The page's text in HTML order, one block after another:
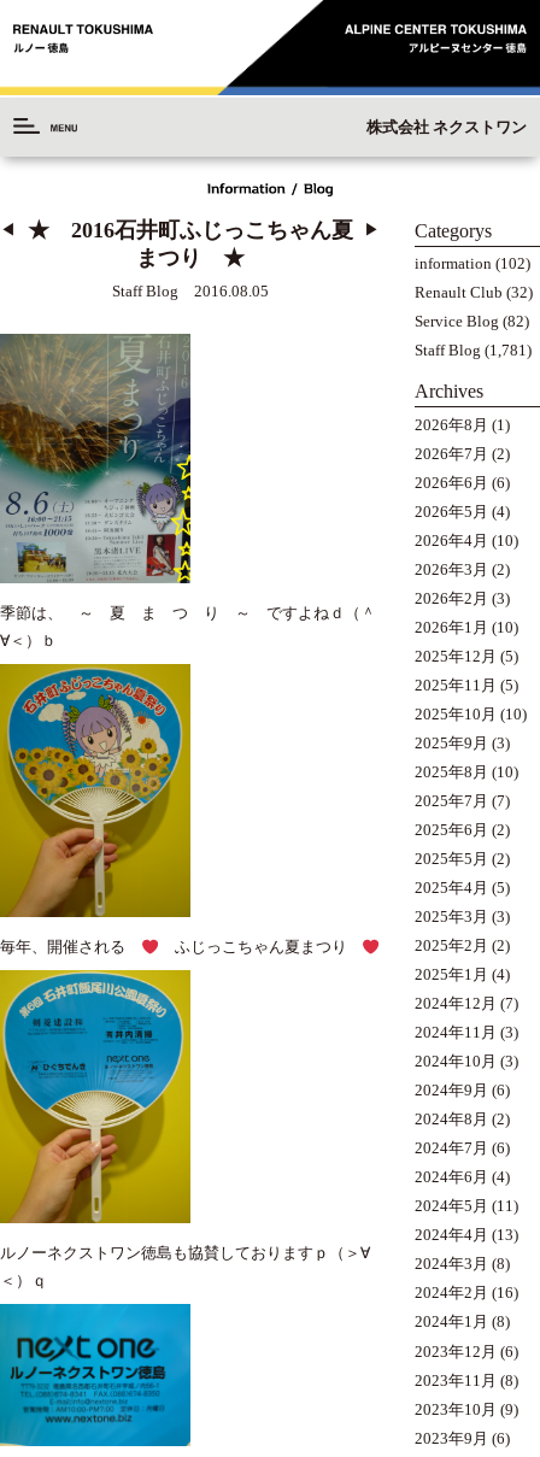
株式会社 ネクストワン
◀︎
★ 2016石井町ふじっこちゃん夏
まつり ★
Staff Blog 2016.08.05
▶︎
季節は、 ～ 夏 ま つ り ～ ですよねｄ（＾
∀＜）ｂ
毎年、開催される ふじっこちゃん夏まつり
ルノーネクストワン徳島も協賛しておりますｐ（＞∀
＜）ｑ
Categorys
information (102)
Renault Club (32)
Service Blog (82)
Staff Blog (1,781)
Archives
2026年8月 (1)
2026年7月 (2)
2026年6月 (6)
2026年5月 (4)
2026年4月 (10)
2026年3月 (2)
2026年2月 (3)
2026年1月 (10)
2025年12月 (5)
2025年11月 (5)
2025年10月 (10)
2025年9月 (3)
2025年8月 (10)
2025年7月 (7)
2025年6月 (2)
2025年5月 (2)
2025年4月 (5)
2025年3月 (3)
2025年2月 (2)
2025年1月 (4)
2024年12月 (7)
2024年11月 (3)
2024年10月 (3)
2024年9月 (6)
2024年8月 (2)
2024年7月 (6)
2024年6月 (4)
2024年5月 (11)
2024年4月 (13)
2024年3月 (8)
2024年2月 (16)
2024年1月 (8)
2023年12月 (6)
2023年11月 (8)
2023年10月 (9)
2023年9月 (6)